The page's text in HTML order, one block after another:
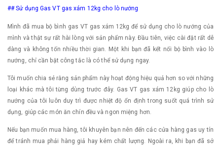
## Sử dụng Gas VT gas xám 12kg cho lò nướng
Mình đã mua bộ bình gas VT gas xám 12kg để sử dụng cho lò nướng của
mình và thật sự rất hài lòng với sản phẩm này. Đầu tiên, việc cài đặt rất dễ
dàng và không tốn nhiều thời gian. Một khi bạn đã kết nối bộ bình vào lò
nướng, chỉ cần bật công tắc là có thể sử dụng ngay.
Tôi muốn chia sẻ rằng sản phẩm này hoạt động hiệu quả hơn so với những
loại khác mà tôi từng dùng trước đây. Gas VT gas xám 12kg giúp cho lò
nướng của tôi luôn duy trì được nhiệt độ ổn định trong suốt quá trình sử
dụng, giúp các món ăn chín đều và ngon miệng hơn.
Nếu bạn muốn mua hàng, tôi khuyên bạn nên đến các cửa hàng gas uy tín
để tránh mua phải hàng giả hay kém chất lượng. Ngoài ra, khi bạn đã sở